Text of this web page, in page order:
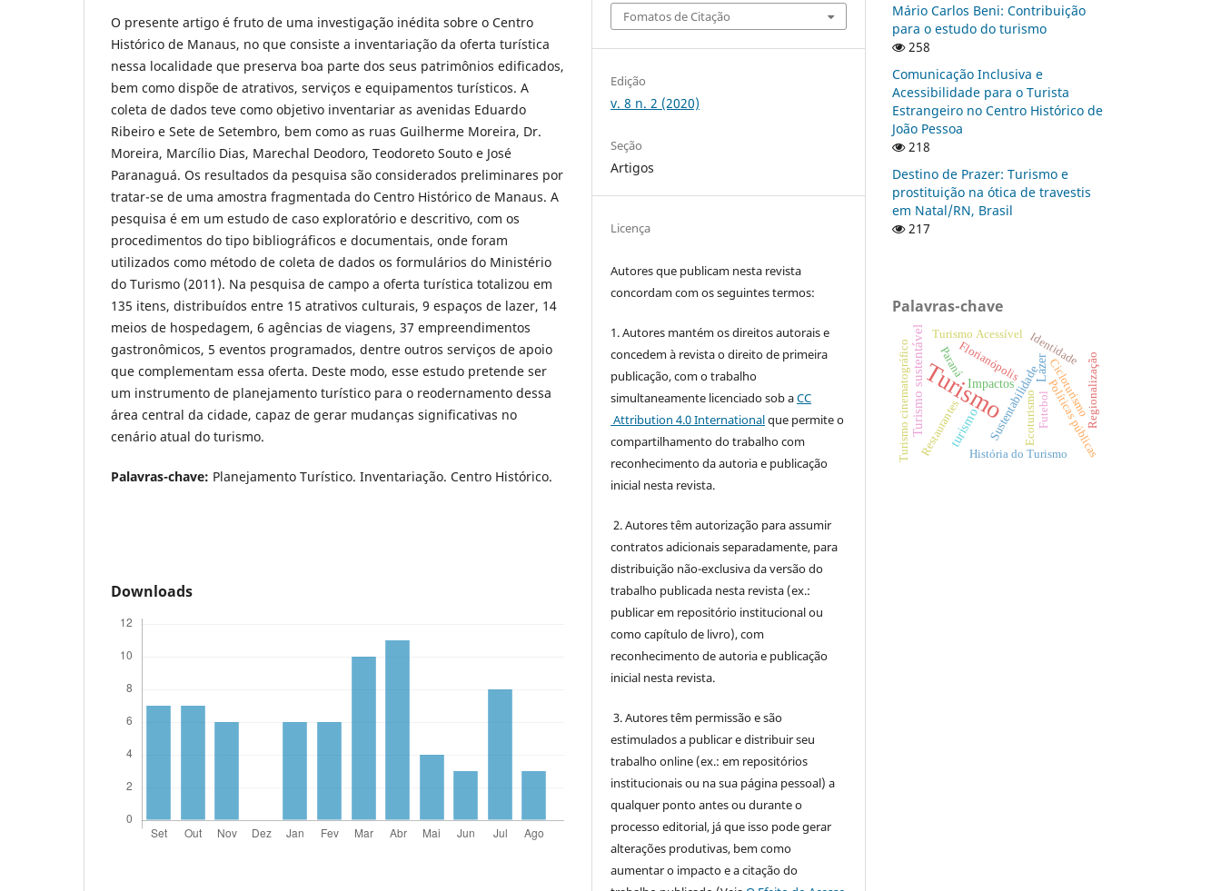
O presente artigo é fruto de uma investigação inédita sobre o Centro
Histórico de Manaus, no que consiste a inventariação da oferta turística
nessa localidade que preserva boa parte dos seus patrimônios edificados,
bem como dispõe de atrativos, serviços e equipamentos turísticos. A
coleta de dados teve como objetivo inventariar as avenidas Eduardo
Ribeiro e Sete de Setembro, bem como as ruas Guilherme Moreira, Dr.
Moreira, Marcílio Dias, Marechal Deodoro, Teodoreto Souto e José
Paranaguá. Os resultados da pesquisa são considerados preliminares por
tratar-se de uma amostra fragmentada do Centro Histórico de Manaus. A
pesquisa é em um estudo de caso exploratório e descritivo, com os
procedimentos do tipo bibliográficos e documentais, onde foram
utilizados como método de coleta de dados os formulários do Ministério
do Turismo (2011). Na pesquisa de campo a oferta turística totalizou em
135 itens, distribuídos entre 15 atrativos culturais, 9 espaços de lazer, 14
meios de hospedagem, 6 agências de viagens, 37 empreendimentos
gastronômicos, 5 eventos programados, dentre outros serviços de apoio
que complementam essa oferta. Deste modo, esse estudo pretende ser
um instrumento de planejamento turístico para o reodernamento dessa
área central da cidade, capaz de gerar mudanças significativas no
cenário atual do turismo.
Palavras-chave: Planejamento Turístico. Inventariação. Centro Histórico.
Downloads
Fomatos de Citação
Edição
v. 8 n. 2 (2020)
Seção
Artigos
Licença
Autores que publicam nesta revista
concordam com os seguintes termos:
1. Autores mantém os direitos autorais e
concedem à revista o direito de primeira
publicação, com o trabalho
simultaneamente licenciado sob aCC
Attribution 4.0 Internationalque permite o
compartilhamento do trabalho com
reconhecimento da autoria e publicação
inicial nesta revista.
2. Autores têm autorização para assumir
contratos adicionais separadamente, para
distribuição não-exclusiva da versão do
trabalho publicada nesta revista (ex.:
publicar em repositório institucional ou
como capítulo de livro), com
reconhecimento de autoria e publicação
inicial nesta revista.
3. Autores têm permissão e são
estimulados a publicar e distribuir seu
trabalho online (ex.: em repositórios
institucionais ou na sua página pessoal) a
qualquer ponto antes ou durante o
processo editorial, já que isso pode gerar
alterações produtivas, bem como
aumentar o impacto e a citação do
Mário Carlos Beni: Contribuição
para o estudo do turismo
258
Comunicação Inclusiva e
Acessibilidade para o Turista
Estrangeiro no Centro Histórico de
João Pessoa
218
Destino de Prazer: Turismo e
prostituição na ótica de travestis
em Natal/RN, Brasil
217
Palavras-chave
Turismo
Turismo sustentável turismo
Impactos
Lazer
Sustentabilidade
Ecoturismo
Florianópolis
Turismo cinematográfico Políticas públicas
Regionalização
Turismo Acessível
Restaurantes
Paraná Identidade
História do Turismo
FutebolCicloturismo